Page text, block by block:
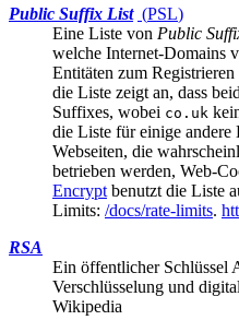
Public Suffix List (PSL)
Eine Liste von Public
welche Internet-Domains
Entitäten zum
die Liste zeigt an, dass
Suffixes, wobei co.uk
die Liste für einige andere
Webseiten, die
betrieben werden, Web-
Encrypt benutzt die Liste
Limits: /docs/rate-limits.
RSA
Ein öffentlicher Schlüssel
Verschlüsselung und
Wikipedia